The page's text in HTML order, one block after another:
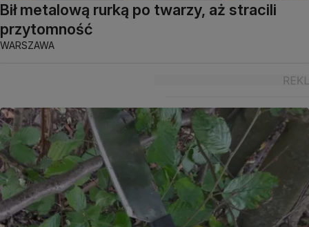
Bił metalową rurką po twarzy, aż stracili
przytomność
WARSZAWA